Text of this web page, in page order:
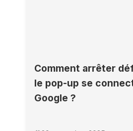
Comment arrêter
le pop-up se
Google ?